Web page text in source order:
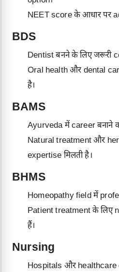
NEET score के आधार पर
BDS
Dentist बनने के लिए जरूरी
Oral health और dental
है।
BAMS
Ayurveda में career बनाने
Natural treatment और
expertise मिलती है।
BHMS
Homeopathy field में
Patient treatment के लिए
हैं।
Nursing
Hospitals और